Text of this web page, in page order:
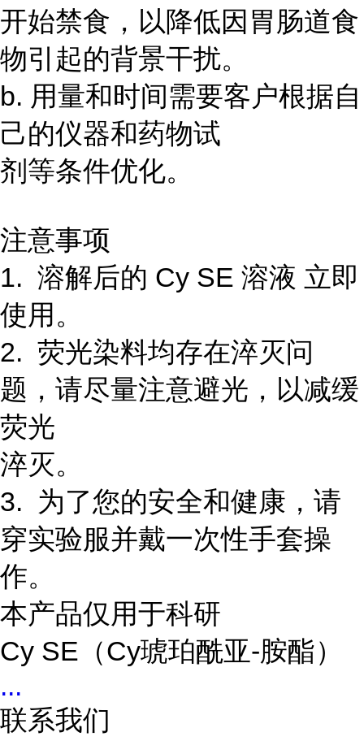
开始禁食，以降低因胃肠道食
物引起的背景干扰。
b. 用量和时间需要客户根据自
己的仪器和药物试
剂等条件优化。
注意事项
1. 溶解后的 Cy SE 溶液 立即
使用。
2. 荧光染料均存在淬灭问
题，请尽量注意避光，以减缓
荧光
淬灭。
3. 为了您的安全和健康，请
穿实验服并戴一次性手套操
作。
本产品仅用于科研
Cy SE（Cy琥珀酰亚-胺酯）
...
联系我们